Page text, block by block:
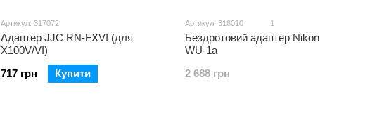
Артикул: 317072
Адаптер JJC RN-FXVI (для
X100V/VI)
717 грн
Купити
Артикул: 316010 1
Бездротовий адаптер Nikon
WU-1a
2 688 грн